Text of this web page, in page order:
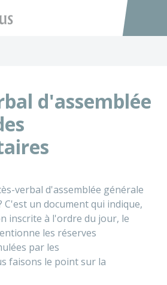
Accéder
d'assemblée
verbal d'assemblée générale
un document qui indique,
inscrite à l'ordre du jour, le
les réserves
par les
faisons le point sur la